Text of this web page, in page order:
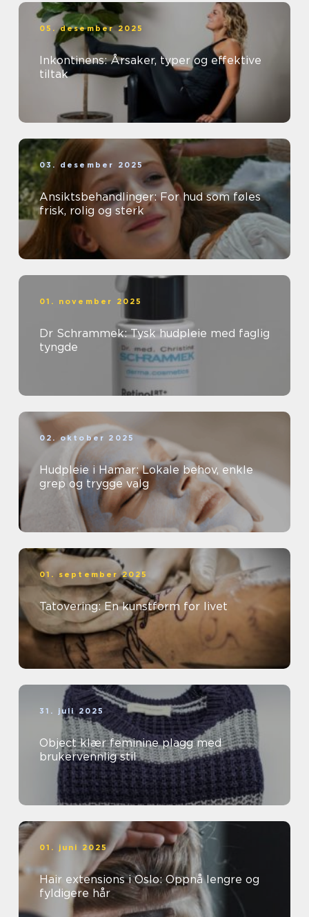
05. desember 2025
Inkontinens: Årsaker, typer og effektive
tiltak
03. desember 2025
Ansiktsbehandlinger: For hud som føles
frisk, rolig og sterk
01. november 2025
Dr Schrammek: Tysk hudpleie med faglig
tyngde
02. oktober 2025
Hudpleie i Hamar: Lokale behov, enkle
grep og trygge valg
01. september 2025
Tatovering: En kunstform for livet
31. juli 2025
Object klær feminine plagg med
brukervennlig stil
01. juni 2025
Hair extensions i Oslo: Oppnå lengre og
fyldigere hår